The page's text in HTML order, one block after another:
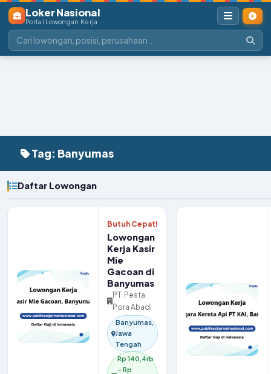
Loker Nasional
Portal Lowongan Kerja
Tag: Banyumas
Daftar Lowongan
Butuh Cepat!
Lowongan
Kerja Kasir
Mie
Gacoan di
Banyumas
PT. Pesta
Pora Abadi
Banyumas,
Jawa
Tengah
Rp 140,4rb
– Rp